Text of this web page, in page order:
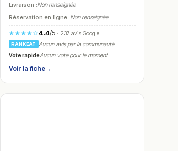
Livraison :Non renseignée
Réservation en ligne :Non renseignée
★★★★☆4.4/5 · 237 avis Google
RANKEAT
Aucun avis par la communauté
Vote rapideAucun vote pour le moment
Voir la fiche→